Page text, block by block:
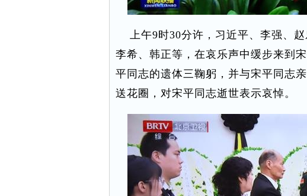
上午9时30分许，习近平、李强、赵
李希、韩正等，在哀乐声中缓步来到
平同志的遗体三鞠躬，并与宋平同志
送花圈，对宋平同志逝世表示哀悼。